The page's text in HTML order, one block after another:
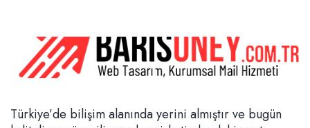
Türkiye’de bilişim alanında yerini almıştır ve bugün